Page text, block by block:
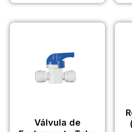
Válvula de